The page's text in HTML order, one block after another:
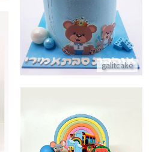
galitcake
התקשר/י
עוגת קוקומלון לגיל שנה